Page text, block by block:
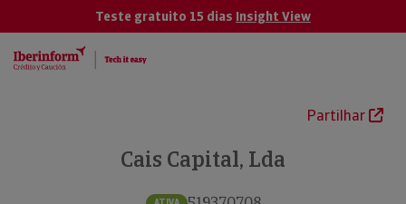
Teste gratuito 15 dias Insight View
Partilhar
Cais Capital, Lda